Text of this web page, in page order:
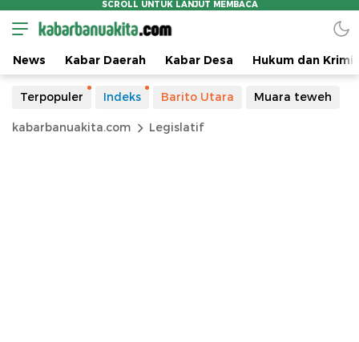
News Kabar Daerah Kabar Desa Hukum dan
Terpopuler Indeks Barito Utara Muara teweh
kabarbanuakita.com Legislatif